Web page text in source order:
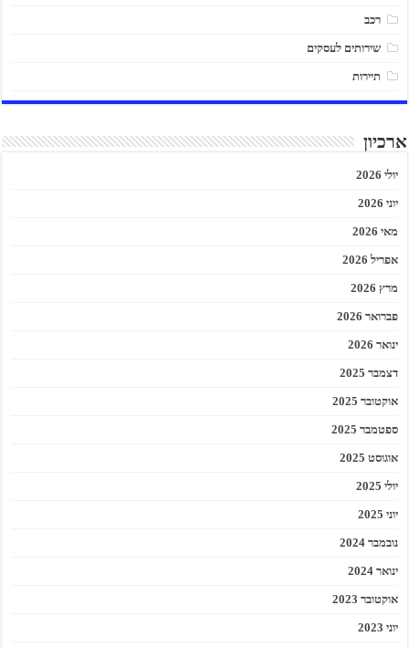
רכב
שירותים לעסקים
תיירות
ארכיון
יולי 2026
יוני 2026
מאי 2026
אפריל 2026
מרץ 2026
פברואר 2026
ינואר 2026
דצמבר 2025
אוקטובר 2025
ספטמבר 2025
אוגוסט 2025
יולי 2025
יוני 2025
נובמבר 2024
ינואר 2024
אוקטובר 2023
יוני 2023